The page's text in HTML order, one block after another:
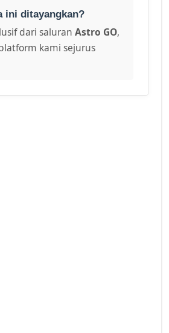
ini ditayangkan?
dari saluran Astro GO,
kami sejurus